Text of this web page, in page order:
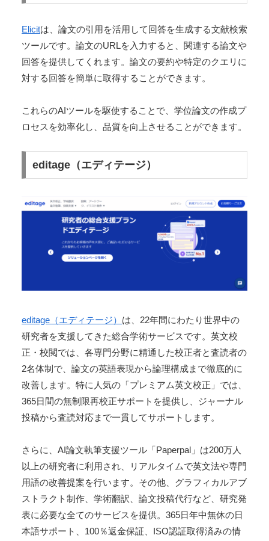
Elicitは、論文の引用を活用して回答を生成する文献検索
ツールです。論文のURLを入力すると、関連する論文や
回答を提供してくれます。論文の要約や特定のクエリに
対する回答を簡単に取得することができます。
これらのAIツールを駆使することで、学位論文の作成プ
ロセスを効率化し、品質を向上させることができます。
editage（エディテージ）
editage（エディテージ） は、22年間にわたり世界中の
研究者を支援してきた総合学術サービスです。英文校
正・校閲では、各専門分野に精通した校正者と査読者の
2名体制で、論文の英語表現から論理構成まで徹底的に
改善します。特に人気の「プレミアム英文校正」では、
365日間の無制限再校正サポートを提供し、ジャーナル
投稿から査読対応まで一貫してサポートします。
さらに、AI論文執筆支援ツール「Paperpal」は200万人
以上の研究者に利用され、リアルタイムで英文法や専門
用語の改善提案を行います。その他、グラフィカルアブ
ストラクト制作、学術翻訳、論文投稿代行など、研究発
表に必要な全てのサービスを提供。365日年中無休の日
本語サポート、100％返金保証、ISO認証取得済みの情